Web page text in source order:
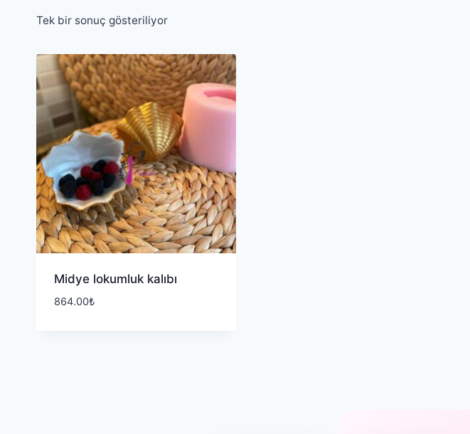
Tek bir sonuç gösteriliyor
Midye lokumluk kalıbı
864.00₺